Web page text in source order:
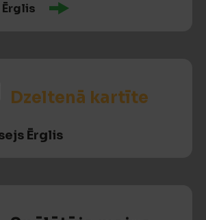
Dzeltenā kartīte
Ērglis